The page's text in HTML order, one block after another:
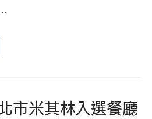
市米其林入選餐廳